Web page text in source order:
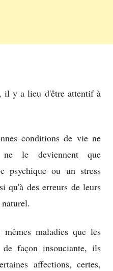
il y a lieu d'être attentif à
conditions de vie ne
le deviennent que
psychique ou un stress
qu'à des erreurs de leurs
maladies que les
façon insouciante, ils
affections, certes,